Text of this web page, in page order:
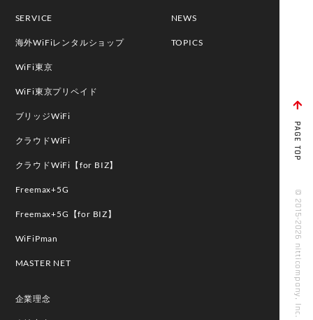
SERVICE
海外WiFiレンタルショップ
WiFi東京
WiFi東京プリペイド
ブリッジWiFi
クラウドWiFi
クラウドWiFi【for BIZ】
Freemax+5G
Freemax+5G【for BIZ】
WiFiPman
MASTER NET
NEWS
TOPICS
企業理念
PAGE TOP